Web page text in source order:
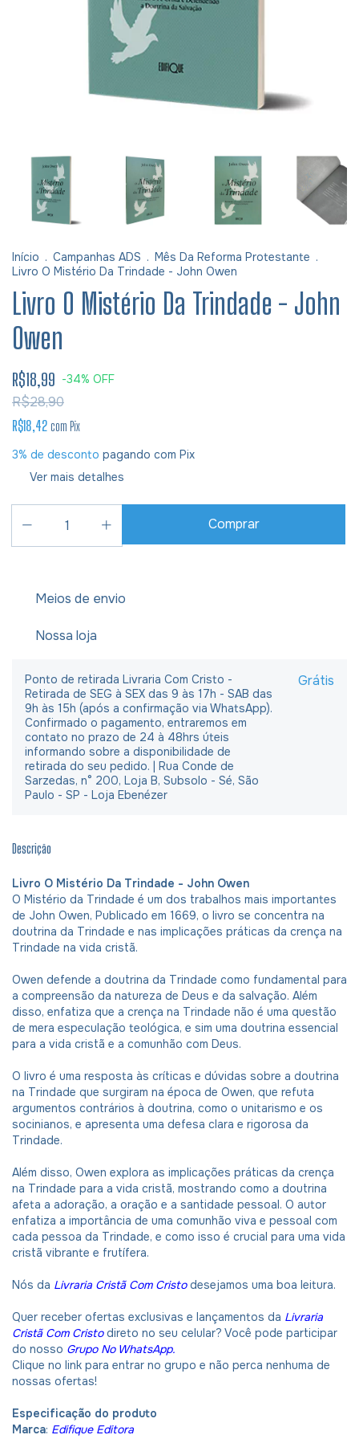
Início . Campanhas ADS . Mês Da Reforma Protestante .
Livro O Mistério Da Trindade - John Owen
Livro O Mistério Da Trindade - John
Owen
R$18,99 -34% OFF
R$28,90
R$18,42 com Pix
3% de desconto pagando com Pix
Ver mais detalhes
Meios de envio
Nossa loja
Ponto de retirada Livraria Com Cristo -
Retirada de SEG à SEX das 9 às 17h - SAB das
9h às 15h (após a confirmação via WhatsApp).
Confirmado o pagamento, entraremos em
contato no prazo de 24 à 48hrs úteis
informando sobre a disponibilidade de
retirada do seu pedido. | Rua Conde de
Sarzedas, n° 200, Loja B, Subsolo - Sé, São
Paulo - SP - Loja Ebenézer
Grátis
Descrição
Livro O Mistério Da Trindade - John Owen
O Mistério da Trindade é um dos trabalhos mais importantes
de John Owen, Publicado em 1669, o livro se concentra na
doutrina da Trindade e nas implicações práticas da crença na
Trindade na vida cristã.
Owen defende a doutrina da Trindade como fundamental para
a compreensão da natureza de Deus e da salvação. Além
disso, enfatiza que a crença na Trindade não é uma questão
de mera especulação teológica, e sim uma doutrina essencial
para a vida cristã e a comunhão com Deus.
O livro é uma resposta às críticas e dúvidas sobre a doutrina
na Trindade que surgiram na época de Owen, que refuta
argumentos contrários à doutrina, como o unitarismo e os
socinianos, e apresenta uma defesa clara e rigorosa da
Trindade.
Além disso, Owen explora as implicações práticas da crença
na Trindade para a vida cristã, mostrando como a doutrina
afeta a adoração, a oração e a santidade pessoal. O autor
enfatiza a importância de uma comunhão viva e pessoal com
cada pessoa da Trindade, e como isso é crucial para uma vida
cristã vibrante e frutífera.
Nós da Livraria Cristã Com Cristodesejamos uma boa leitura.
Quer receber ofertas exclusivas e lançamentos da Livraria
Cristã Com Cristo direto no seu celular? Você pode participar
do nosso Grupo No WhatsApp.
Clique no link para entrar no grupo e não perca nenhuma de
nossas ofertas!
Especificação do produto
Marca: Edifique Editora